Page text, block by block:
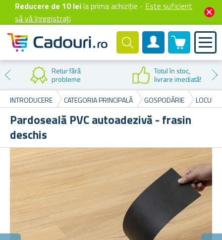
Reducere de 10 leila prima achiziție - Este suficient
să vă înregistrați
Cont client
0 produselor
Reducere la
prima cumpărare
INTRODUCERE CATEGORIA PRINCIPALĂ GOSPODĂRIE
Pardoseală PVC autoadezivă - frasin
deschis